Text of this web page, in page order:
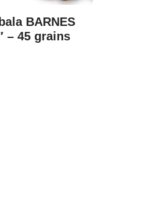
BARNES
– 45 grains